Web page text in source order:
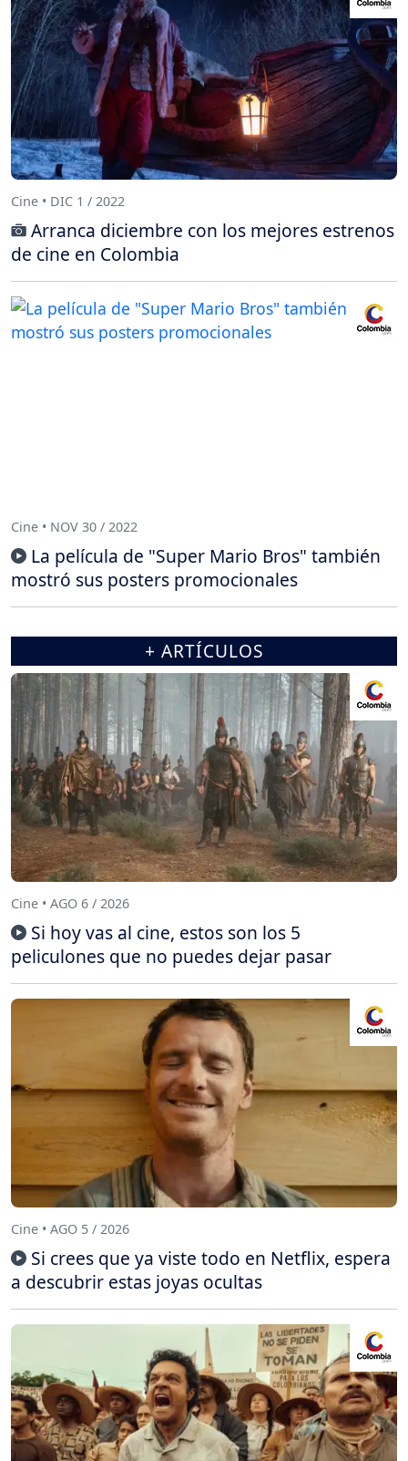
Cine • DIC 1 / 2022
Arranca diciembre con los mejores estrenos
de cine en Colombia
Cine • NOV 30 / 2022
La película de "Super Mario Bros" también
mostró sus posters promocionales
+ ARTÍCULOS
Cine • AGO 6 / 2026
Si hoy vas al cine, estos son los 5
peliculones que no puedes dejar pasar
Cine • AGO 5 / 2026
Si crees que ya viste todo en Netflix, espera
a descubrir estas joyas ocultas